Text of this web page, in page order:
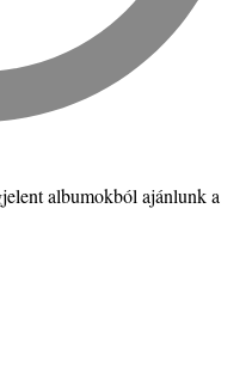
albumokból ajánlunk a